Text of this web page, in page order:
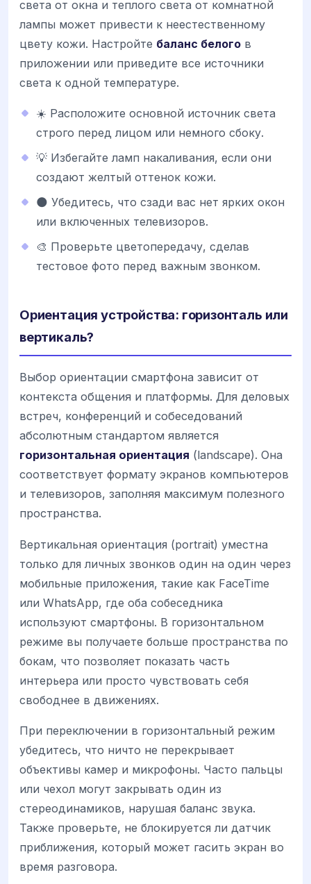
света от окна и теплого света от комнатной
лампы может привести к неестественному
цвету кожи. Настройте баланс белого в
приложении или приведите все источники
света к одной температуре.
☀️ Расположите основной источник света
строго перед лицом или немного сбоку.
💡 Избегайте ламп накаливания, если они
создают желтый оттенок кожи.
🌑 Убедитесь, что сзади вас нет ярких окон
или включенных телевизоров.
🎨 Проверьте цветопередачу, сделав
тестовое фото перед важным звонком.
Ориентация устройства: горизонталь или
вертикаль?
Выбор ориентации смартфона зависит от
контекста общения и платформы. Для деловых
встреч, конференций и собеседований
абсолютным стандартом является
горизонтальная ориентация (landscape). Она
соответствует формату экранов компьютеров
и телевизоров, заполняя максимум полезного
пространства.
Вертикальная ориентация (portrait) уместна
только для личных звонков один на один через
мобильные приложения, такие как FaceTime
или WhatsApp, где оба собеседника
используют смартфоны. В горизонтальном
режиме вы получаете больше пространства по
бокам, что позволяет показать часть
интерьера или просто чувствовать себя
свободнее в движениях.
При переключении в горизонтальный режим
убедитесь, что ничто не перекрывает
объективы камер и микрофоны. Часто пальцы
или чехол могут закрывать один из
стереодинамиков, нарушая баланс звука.
Также проверьте, не блокируется ли датчик
приближения, который может гасить экран во
время разговора.